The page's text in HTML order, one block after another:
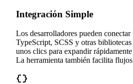
Integración Simple
Los desarrolladores pueden
TypeScript, SCSS y otras
unos clics para expandir
La herramienta también facilita